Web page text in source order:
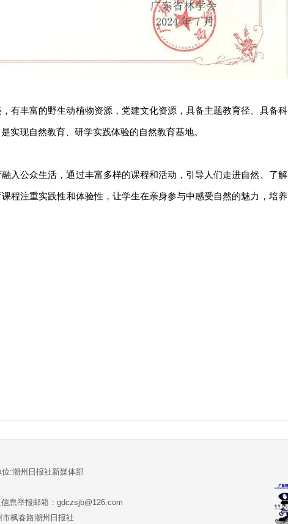
有丰富的野生动植物资源，党建文化资源，具备主题教育径、具备科
实现自然教育、研学实践体验的自然教育基地。
入公众生活，通过丰富多样的课程和活动，引导人们走进自然、了解
程注重实践性和体验性，让学生在亲身参与中感受自然的魅力，培养
:潮州日报社新媒体部
息举报邮箱：gdczsjb@126.com
枫春路潮州日报社